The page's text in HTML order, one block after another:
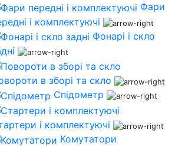
Фари
і комплектуючі
Фонарі і скло
в зборі та скло
Спідометр
і комплектуючі
Комутатори